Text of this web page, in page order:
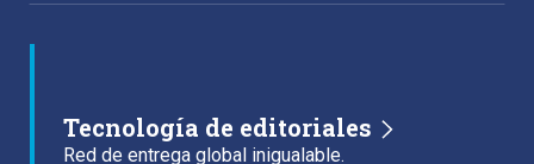
Tecnología de editoriales
Red de entrega global inigualable.